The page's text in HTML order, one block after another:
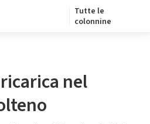
Tutte le
colonnine
nel